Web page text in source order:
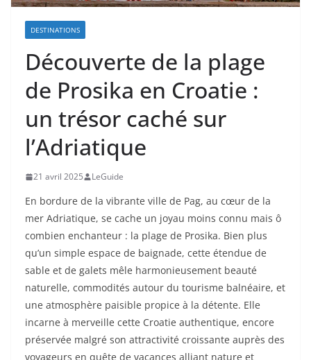
DESTINATIONS
Découverte de la plage
de Prosika en Croatie :
un trésor caché sur
l’Adriatique
21 avril 2025 LeGuide
En bordure de la vibrante ville de Pag, au cœur de la
mer Adriatique, se cache un joyau moins connu mais ô
combien enchanteur : la plage de Prosika. Bien plus
qu’un simple espace de baignade, cette étendue de
sable et de galets mêle harmonieusement beauté
naturelle, commodités autour du tourisme balnéaire, et
une atmosphère paisible propice à la détente. Elle
incarne à merveille cette Croatie authentique, encore
préservée malgré son attractivité croissante auprès des
voyageurs en quête de vacances alliant nature et